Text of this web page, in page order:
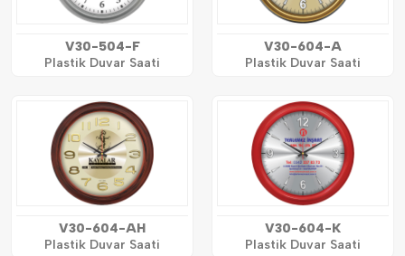
V30-504-F
Plastik Duvar Saati
V30-604-A
Plastik Duvar Saati
V30-604-AH
Plastik Duvar Saati
V30-604-K
Plastik Duvar Saati